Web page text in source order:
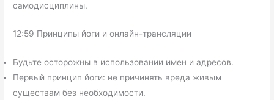
самодисциплины.
12:59 Принципы йоги и онлайн-трансляции
Будьте осторожны в использовании имен и адресов.
Первый принцип йоги: не причинять вреда живым
существам без необходимости.